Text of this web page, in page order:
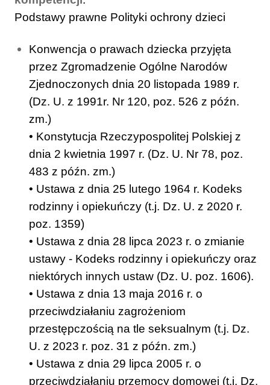
Podstawy prawne Polityki ochrony dzieci
Konwencja o prawach dziecka przyjęta
przez Zgromadzenie Ogólne Narodów
Zjednoczonych dnia 20 listopada 1989 r.
(Dz. U. z 1991r. Nr 120, poz. 526 z późn.
zm.)
• Konstytucja Rzeczypospolitej Polskiej z
dnia 2 kwietnia 1997 r. (Dz. U. Nr 78, poz.
483 z późn. zm.)
• Ustawa z dnia 25 lutego 1964 r. Kodeks
rodzinny i opiekuńczy (t.j. Dz. U. z 2020 r.
poz. 1359)
• Ustawa z dnia 28 lipca 2023 r. o zmianie
ustawy - Kodeks rodzinny i opiekuńczy oraz
niektórych innych ustaw (Dz. U. poz. 1606).
• Ustawa z dnia 13 maja 2016 r. o
przeciwdziałaniu zagrożeniom
przestępczością na tle seksualnym (t.j. Dz.
U. z 2023 r. poz. 31 z późn. zm.)
• Ustawa z dnia 29 lipca 2005 r. o
przeciwdziałaniu przemocy domowej (t.j. Dz.